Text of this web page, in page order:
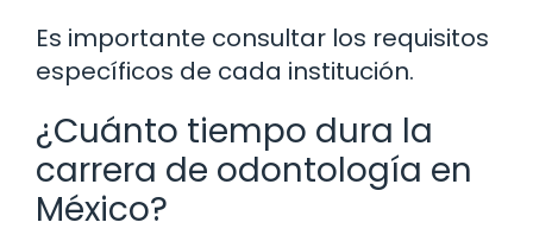
Es importante consultar los requisitos
específicos de cada institución.
¿Cuánto tiempo dura la
carrera de odontología en
México?